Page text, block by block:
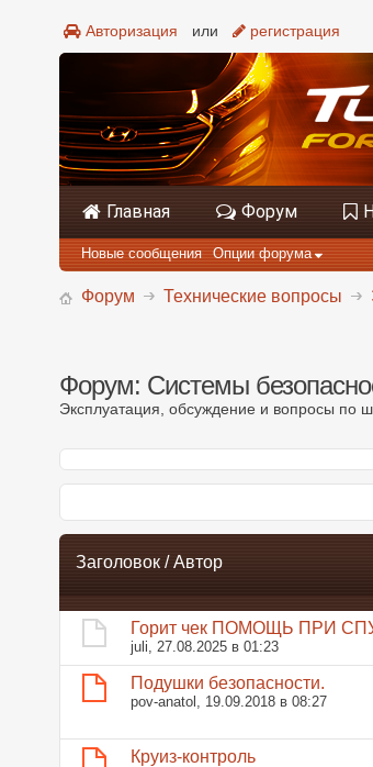
Авторизация или регистрация
Главная Форум
Новые сообщения Опции форума
Форум Технические вопросы
Форум: Системы
Эксплуатация, обсуждение и вопросы по
Заголовок/Автор
Горит чек ПОМОЩЬ ПРИ
juli, 27.08.2025 в 01:23
Подушки безопасности.
pov-anatol , 19.09.2018 в 08:27
Круиз-контроль